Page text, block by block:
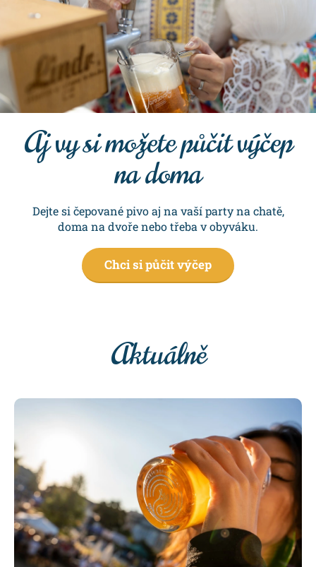
Aj vy si možete půčit výčep
na doma
Dejte si čepované pivo aj na vaší party na chatě,
doma na dvoře nebo třeba v obyváku.
Chci si půčit výčep